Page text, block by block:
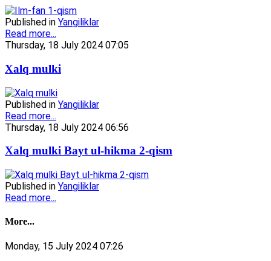
Published in Yangiliklar
Read more...
Thursday, 18 July 2024 07:05
Xalq mulki
Published in Yangiliklar
Read more...
Thursday, 18 July 2024 06:56
Xalq mulki Bayt ul-hikma 2-qism
Published in Yangiliklar
Read more...
More...
Monday, 15 July 2024 07:26